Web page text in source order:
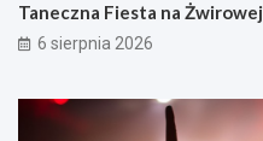
Taneczna Fiesta na
6 sierpnia 2026